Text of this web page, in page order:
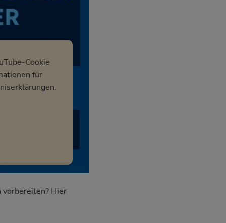
Cookie
für
vorbereiten? Hier